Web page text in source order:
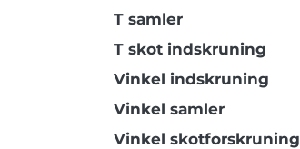
T samler
T skot indskruning
Vinkel indskruning
Vinkel samler
Vinkel skotforskruning